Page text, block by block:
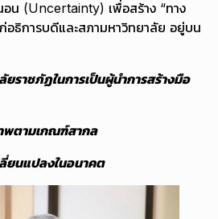
น (Uncertainty) เพื่อสร้าง “ทาง
อธิการบดีและสภามหาวิทยาลัย อยู่บน
ราชภัฏในการเป็นผู้นำการสร้างมือ
พตามเกณฑ์สากล
ยนแปลงในอนาคต